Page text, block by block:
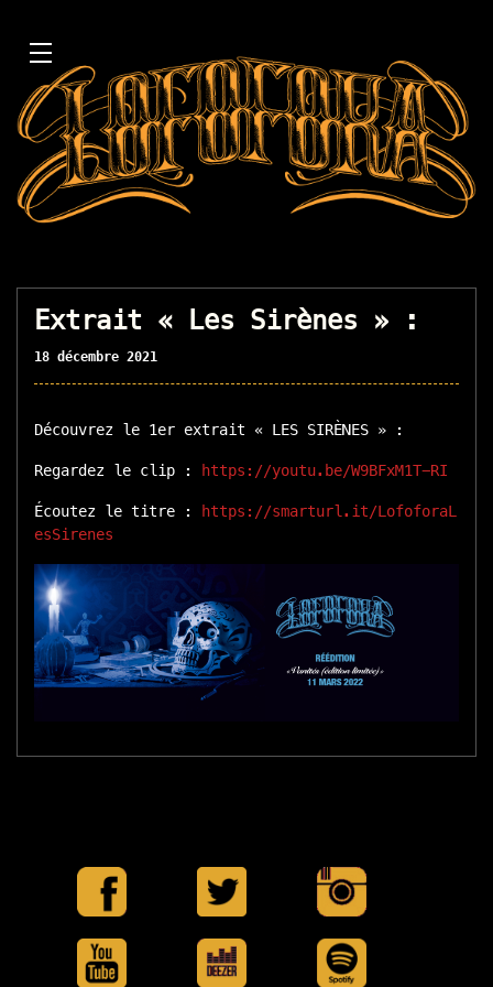
Extrait « Les Sirènes » :
18 décembre 2021
Découvrez le 1er extrait « LES SIRÈNES » :
Regardez le clip : https://youtu.be/W9BFxM1T-RI
Écoutez le titre :
https://smarturl.it/LofoforaL
esSirenes